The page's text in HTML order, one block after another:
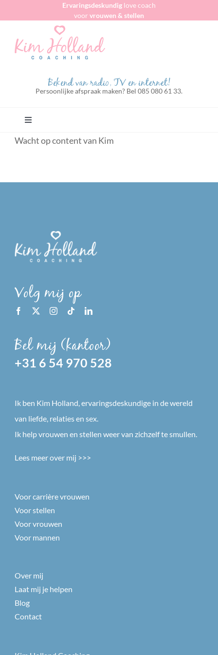
naar
inhoud
Ervaringsdeskundig love coach
voor vrouwen & stellen
Bekend van radio, TV en internet!
Persoonlijke afspraak maken? Bel 085 080 61 33.
Toggle
Home
Voor stelletjes
Waarom je voor mij kiest
Blog
Over mij
Contact
Wacht op content van Kim
Volg mij op
Bel mij (kantoor)
+31 6 54 970 528
Ik ben Kim Holland, ervaringsdeskundige in de wereld
van liefde, relaties en sex.
Ik help vrouwen en stellen weer van zichzelf te smullen.
Lees meer over mij >>>
Voor carrière vrouwen
Voor stellen
Voor vrouwen
Voor mannen
Over mij
Laat mij je helpen
Blog
Contact